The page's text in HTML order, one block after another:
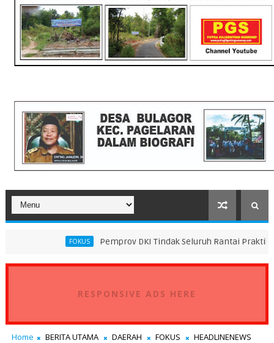
Pemprov DKI Tindak Seluruh Rantai Praktik Pembuangan
RESPONSIVE ADS HERE
Home BERITA UTAMA DAERAH FOKUS
HEADLINENEWS